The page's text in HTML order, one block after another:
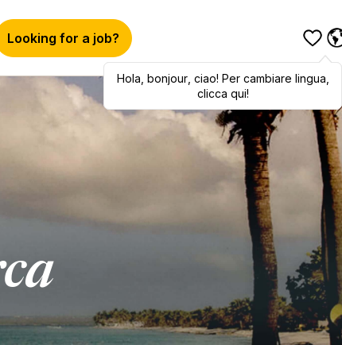
Looking for a job?
Hola,bonjour,ciao! To switch
languages, click here!
Hola bonjour, ciao! Per cambiare lingua,
clicca qui!